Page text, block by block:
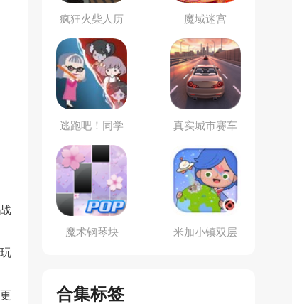
疯狂火柴人历
险记
魔域迷宫
逃跑吧！同学 真实城市赛车
魔术钢琴块
米加小镇双层
合集标签